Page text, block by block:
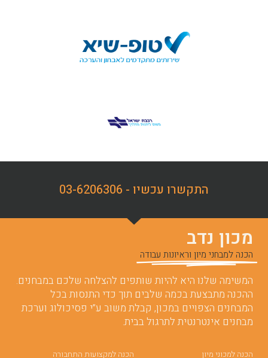
התקשרו עכשיו - 03-6206306
מכון נדב
הכנה למבחני מיון וראיונות עבודה
המשימה שלנו היא להיות שותפים להצלחה שלכם במבחנים.
ההכנה מתבצעת בכמה שלבים תוך כדי התנסות בכל
המבחנים הצפויים במכון, קבלת משוב ע”י פסיכולוג וערכת
מבחנים אינטרנטית לתרגול בבית.
הכנה למכוני מיון
הכנה למקצועות התחבורה